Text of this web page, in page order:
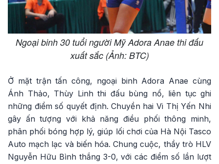
Ngoại binh 30 tuổi người Mỹ Adora Anae thi đấu
xuất sắc (Ảnh: BTC)
Ở mặt trận tấn công, ngoại binh Adora Anae cùng
Ánh Thảo, Thùy Linh thi đấu bùng nổ, liên tục ghi
những điểm số quyết định. Chuyền hai Vi Thị Yến Nhi
gây ấn tượng với khả năng điều phối thông minh,
phân phối bóng hợp lý, giúp lối chơi của Hà Nội Tasco
Auto mạch lạc và biến hóa. Chung cuộc, thầy trò HLV
Nguyễn Hữu Bình thắng 3-0, với các điểm số lần lượt